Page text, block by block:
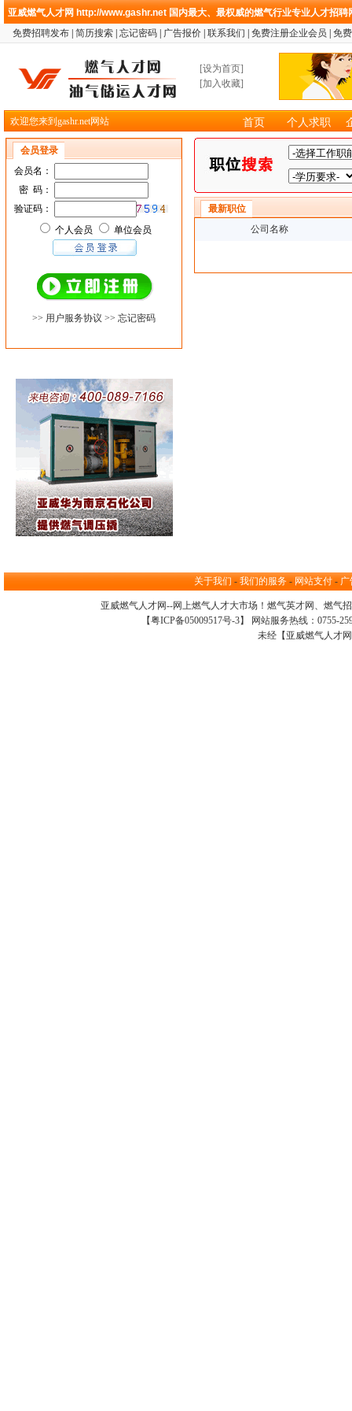
亚威燃气人才网 http://www.gashr.net 国内最大、最权威的燃气行业专业人才招
免费招聘发布 简历搜索 忘记密码 广告报价 联系我们 免费注册企业会员 免
[设为首页]
[加入收藏]
欢迎您来到gashr.net网站 首页 个人求职
会员登录
会员名：
密 码：
验证码：
个人会员
单位会员
>> 用户服务协议 >> 忘记密码
最新职位
公司名称
关于我们 - 我们的服务- 网站支付- 广
亚威燃气人才网--网上燃气人才大市场 ！ 燃气英才网 、 燃气
【粤ICP备05009517号-3】 网站服务热线：0755-
未经【亚威燃气人才